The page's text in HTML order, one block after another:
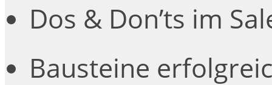
Dos & Don’ts im
Bausteine